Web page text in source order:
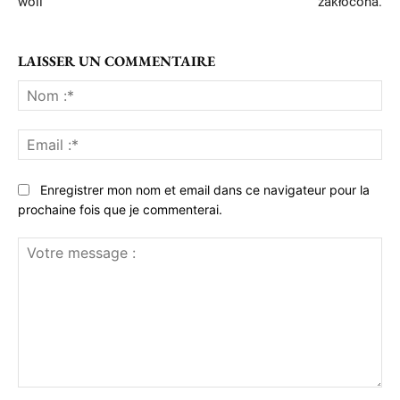
LAISSER UN COMMENTAIRE
:*
:*
Enregistrer mon nom et email dans ce navigateur pour la
prochaine fois que je commenterai.